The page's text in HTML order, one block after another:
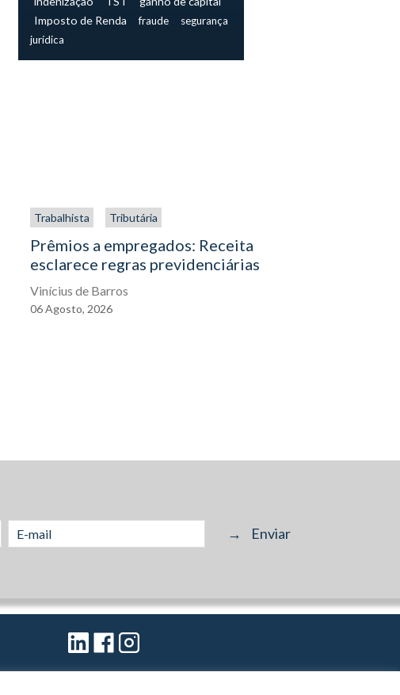
Imposto de Renda
fraude
segurança
jurídica
Trabalhista Tributária
Prêmios a empregados: Receita
esclarece regras previdenciárias
Vinícius de Barros
06Agosto, 2026